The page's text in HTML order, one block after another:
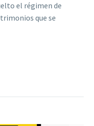
el régimen de
que se